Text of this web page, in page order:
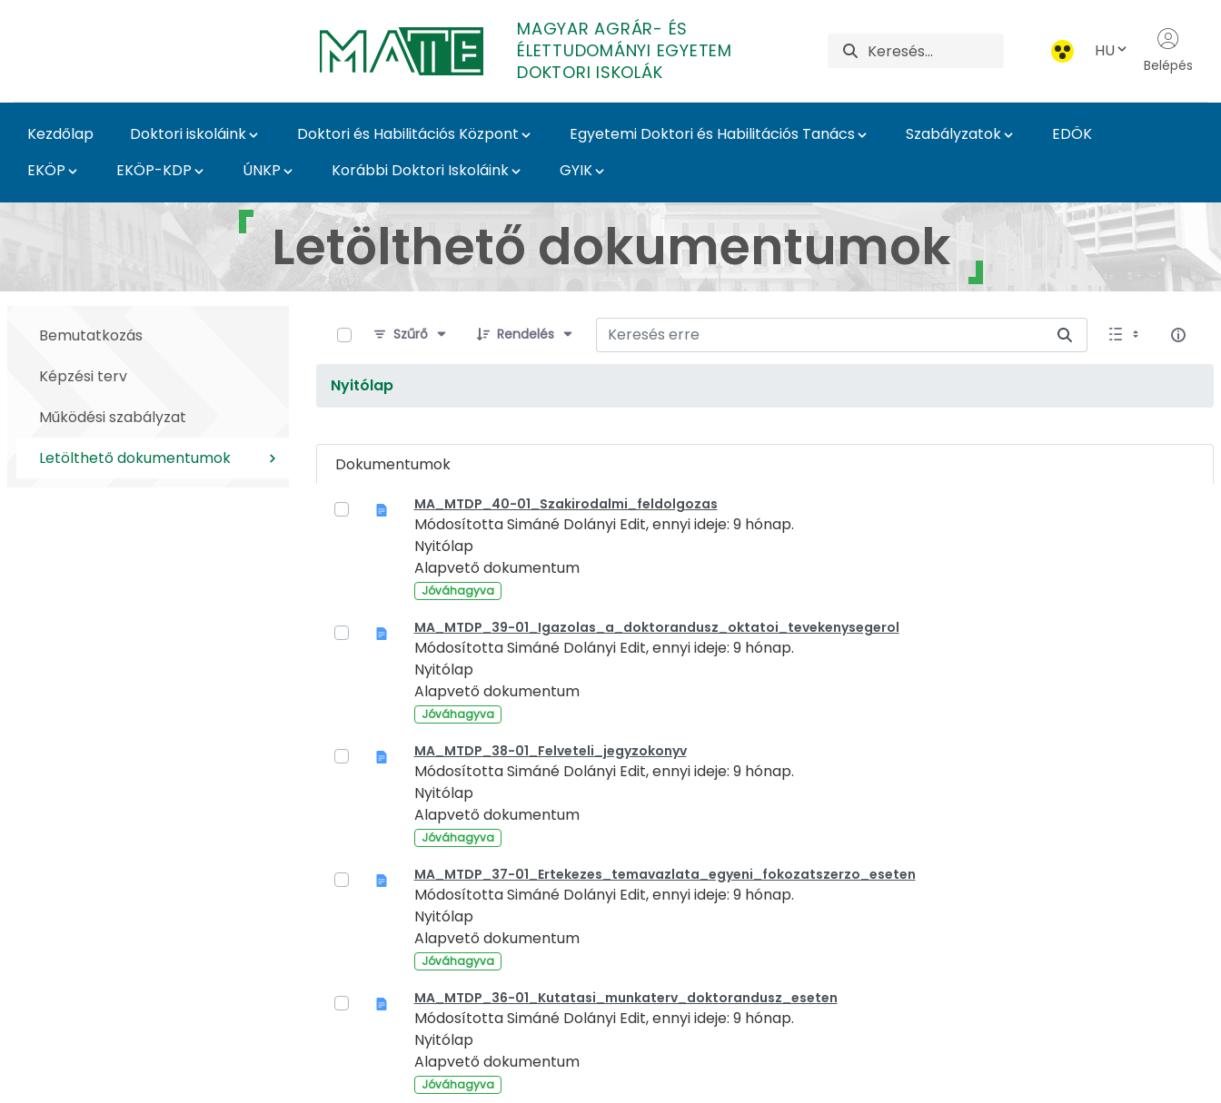
MAGYAR AGRÁR- ÉS
ÉLETTUDOMÁNYI EGYETEM
DOKTORI ISKOLÁK
HU
Belépés
Kezdőlap Doktori iskoláink Doktori és Habilitációs Központ Egyetemi Doktori és Habilitációs Tanács Szabályzatok
EDÖK
EKÖP
EKÖP-KDP ÚNKP Korábbi Doktori Iskoláink GYIK
Letölthető dokumentumok - MATE Doktori Iskolák
Letölthető dokumentumok
Bemutatkozás
Képzési terv
Működési szabályzat
Letölthető dokumentumok
Szűrő
Rendelés
Nyitólap
Dokumentumok
MA_MTDP_40-01_Szakirodalmi_feldolgozas
Módosította Simáné Dolányi Edit, ennyi ideje: 9 hónap.
Nyitólap
Alapvető dokumentum
Jóváhagyva
MA_MTDP_39-01_Igazolas_a_doktorandusz_oktatoi_tevekenysegerol
Módosította Simáné Dolányi Edit, ennyi ideje: 9 hónap.
Nyitólap
Alapvető dokumentum
Jóváhagyva
MA_MTDP_38-01_Felveteli_jegyzokonyv
Módosította Simáné Dolányi Edit, ennyi ideje: 9 hónap.
Nyitólap
Alapvető dokumentum
Jóváhagyva
MA_MTDP_37-01_Ertekezes_temavazlata_egyeni_fokozatszerzo_eseten
Módosította Simáné Dolányi Edit, ennyi ideje: 9 hónap.
Nyitólap
Alapvető dokumentum
Jóváhagyva
MA_MTDP_36-01_Kutatasi_munkaterv_doktorandusz_eseten
Módosította Simáné Dolányi Edit, ennyi ideje: 9 hónap.
Nyitólap
Alapvető dokumentum
Jóváhagyva